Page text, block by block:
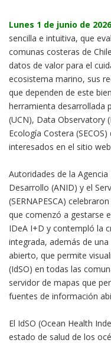
Lunes 1 de junio de
sencilla e intuitiva, que
comunas costeras de
datos de valor para el
ecosistema marino, sus
que dependen de este
herramienta desarrollada
(UCN), Data Observatory
Ecología Costera
interesados en el sitio web
Autoridades de la
Desarrollo (ANID) y el
(SERNAPESCA)
que comenzó a gestarse
IDeA I+D y contempló la
integrada, además de
abierto, que permite
(IdSO) en todas las
servidor de mapas que
fuentes de información
El IdSO (Ocean Health
estado de salud de los